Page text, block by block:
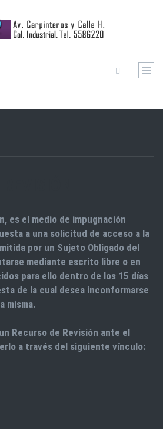
es el medio de impugnación
a una solicitud de acceso a la
por un Sujeto Obligado del
mediante escrito libre o en
para ello dentro de los 15 días
de la cual desea inconformarse
misma.
Recurso de Revisión ante el
a través del siguiente vínculo: